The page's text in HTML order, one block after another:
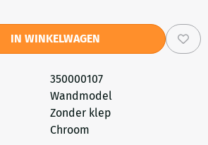
IN WINKELWAGEN
350000107
Wandmodel
Zonder klep
Chroom